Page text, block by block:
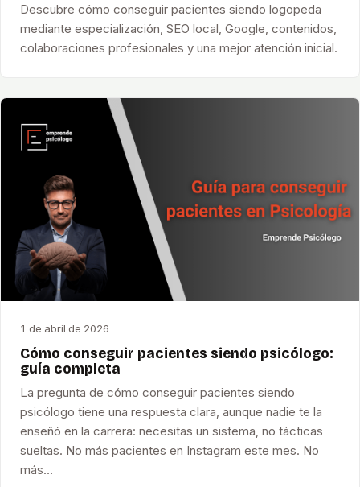
Descubre cómo conseguir pacientes siendo logopeda
mediante especialización, SEO local, Google, contenidos,
colaboraciones profesionales y una mejor atención inicial.
1 de abril de 2026
Cómo conseguir pacientes siendo psicólogo:
guía completa
La pregunta de cómo conseguir pacientes siendo
psicólogo tiene una respuesta clara, aunque nadie te la
enseñó en la carrera: necesitas un sistema, no tácticas
sueltas. No más pacientes en Instagram este mes. No
más…